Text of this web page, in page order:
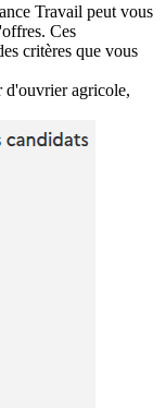
Travail peut vous
Ces
critères que vous
d'ouvrier agricole,